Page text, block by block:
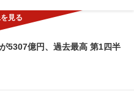
5307億円、過去最高 第1四半